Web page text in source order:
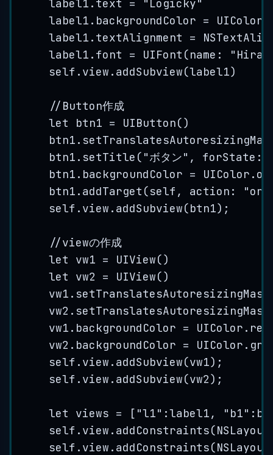
label1 . text = " Logicky"
label1 . backgroundColor = UIColor
label1 . textAlignment =
label1 . font = UIFont (name : "
self . view . addSubview(label1)
//Button作成
let
btn1 = UIButton()
btn1 .
btn1 . setTitle ( "ボタン" , forState :
btn1 . backgroundColor = UIColor .
btn1 . addTarget (self , action : "
self . view . addSubview(btn1);
//viewの作成
let
vw1 = UIView()
let
vw2 = UIView()
vw1 .
vw2 .
vw1 . backgroundColor = UIColor .
vw2 . backgroundColor = UIColor .
self . view . addSubview(vw1);
self . view . addSubview(vw2);
let views = [ "l1" :label1, " b1" :
self . view . addConstraints(
self . view . addConstraints(